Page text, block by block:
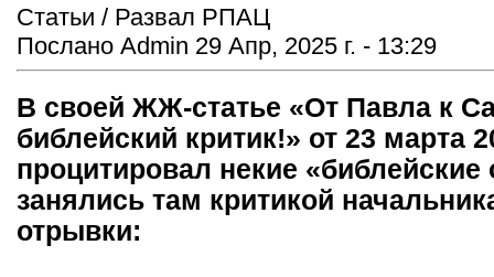
Статьи / Развал РПАЦ
Послано Admin 29 Апр, 2025 г. - 13:29
В своей ЖЖ-статье «От Павла к
библейский критик!» от 23 марта
процитировал некие
занялись там критикой
отрывки: